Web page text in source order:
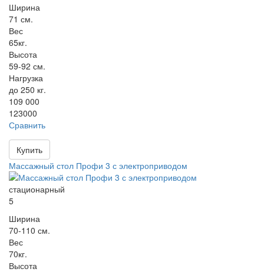
Ширина
71 см.
Вес
65кг.
Высота
59-92 см.
Нагрузка
до 250 кг.
109 000
123000
Сравнить
Купить
Массажный стол Профи 3 с электроприводом
стационарный
5
Ширина
70-110 см.
Вес
70кг.
Высота